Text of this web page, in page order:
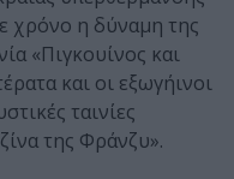
χρόνο η δύναμη της
«Πιγκουίνος και
και οι εξωγήινοι
ταινίες
της Φράνζυ».